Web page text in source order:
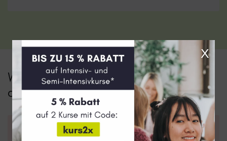
Wie melde ich mich zum Intensivkurs
an?
1. Registrierung
X